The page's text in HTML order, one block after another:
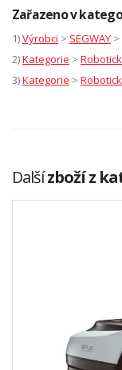
Zařazeno v
1)Výrobci > SEGWAY >
2)Kategorie >
3)Kategorie >
Dalšízboží z